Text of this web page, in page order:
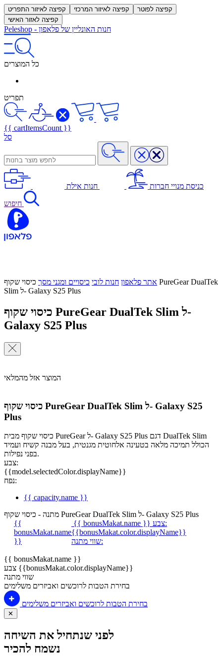
קפיצה לאיזור התפריט קפיצה לאיזור המרכזי
קפיצה לפוטר
קפיצה לאזור האישי
Peleshop - חנות האונליין של פלאפון
כל המוצרים
תפריט
{{ cartItemsCount }}
סל
כניסת מנויי חברות חנות אילת
חיפוש
אתר פלאפון חנות לובי כיסויים ומגני מסך כיסוי שקוף PureGear DualTek
Slim ל- Galaxy S25 Plus
כיסוי שקוף PureGear DualTek Slim ל-
Galaxy S25 Plus
המוצר אזל מהמלאי
כיסוי שקוף PureGear DualTek Slim ל- Galaxy S25
Plus
כיסוי שקוף מבית PureGear ל- Galaxy S25 Plus דגם DualTek Slim
הכולל תמיכה מלאה בטעינה אלחוטית מגנטית, בעל מבנה קשיח ועמיד
בפני נפילות.
צבע:
{{model.selectedColor.displayName}}
נפח:
{{ capacity.name }}
מתנה - כיסוי שקוף PureGear DualTek Slim ל- Galaxy S25 Plus
{{
bonusMakat.name
}}
{{ bonusMakat.name }}
צבע:
{{bonusMakat.color.displayName}}
שווי מתנה:
{{ bonusMakat.name }}
צבע {{bonusMakat.color.displayName}}
שווי מתנה
בחירת הטבות לרוכשים ואביזרים משלימים
בחירת הטבות לרוכשים ואביזרים משלימים
✕
לפני שנתחיל את השיחה
נשמח להכיר